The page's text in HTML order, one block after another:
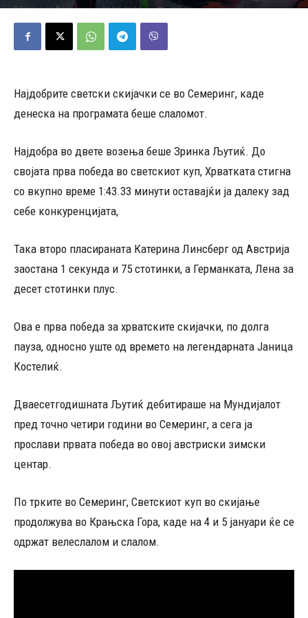
Објавено од Редакција - 29/12/2024 462
Најдобрите светски скијачки се во Семеринг, каде
денеска на програмата беше слаломот.
Најдобра во двете возења беше Зринка Љутиќ. До
својата прва победа во светскиот куп, Хрватката стигна
со вкупно време 1:43.33 минути оставајќи ја далеку зад
себе конкуренцијата,
Така второ пласираната Катерина Линсберг од Австрија
заостана 1 секунда и 75 стотинки, а Германката, Лена за
десет стотинки плус.
Ова е прва победа за хрватските скијачки, по долга
пауза, односно уште од времето на легендарната Јаница
Костелиќ.
Дваесетгодишната Љутиќ дебитираше на Мундијалот
пред точно четири години во Семеринг, а сега ја
прослави првата победа во овој австриски зимски
центар.
По трките во Семеринг, Светскиот куп во скијање
продолжува во Крањска Гора, каде на 4 и 5 јануари ќе се
одржат велеслалом и слалом.